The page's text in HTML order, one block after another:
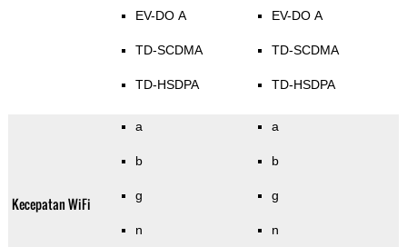
EV-DO A
TD-SCDMA
TD-HSDPA
EV-DO A
TD-SCDMA
TD-HSDPA
Kecepatan WiFi
a
b
g
n
a
b
g
n